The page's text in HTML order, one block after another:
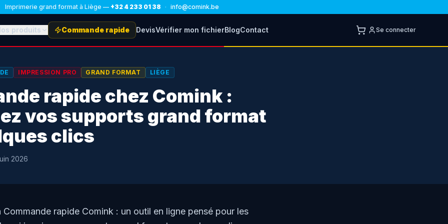
Imprimerie grand format à Liège — +32 4 233 01 38 · info@comink.be
produits Commande rapide DevisVérifier mon fichierBlogContact Se connecter
IMPRESSION PRO GRAND FORMAT LIÈGE
rapide chez Comink :
vos supports grand format
clics
2026
rapide Comink : un outil en ligne pensé pour les